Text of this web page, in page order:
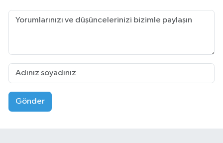
Gönder